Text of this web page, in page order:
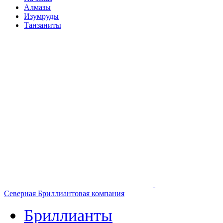
Алмазы
Изумруды
Танзаниты
Северная Бриллиантовая компания
Бриллианты